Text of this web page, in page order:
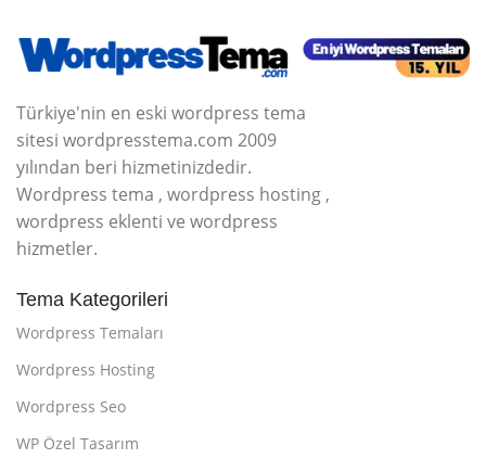
Türkiye'nin en eski wordpress tema
sitesi wordpresstema.com 2009
yılından beri hizmetinizdedir.
Wordpress tema , wordpress hosting ,
wordpress eklenti ve wordpress
hizmetler.
Tema Kategorileri
Wordpress Temaları
Wordpress Hosting
Wordpress Seo
WP Özel Tasarım